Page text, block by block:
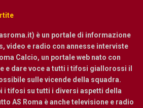
è un portale di informazione
video e radio con annesse interviste
Calcio, un portale web nato con
e dare voce a tutti i tifosi giallorossi il
sulle vicende della squadra.
i tifosi su tutti i diversi aspetti della
AS Roma è anche televisione e radio